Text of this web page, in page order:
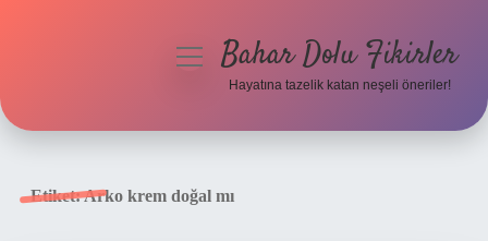
menüyüBahar Dolu Fikirler
Hayatına tazelik katan neşeli öneriler!
Etiket:Arko krem doğal mı